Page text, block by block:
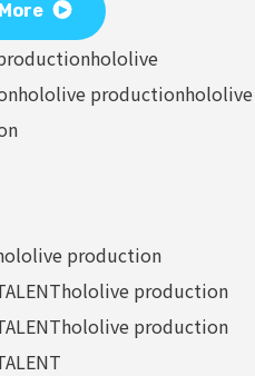
hololive
hololive productionhololive
production
hololive production
hololive production